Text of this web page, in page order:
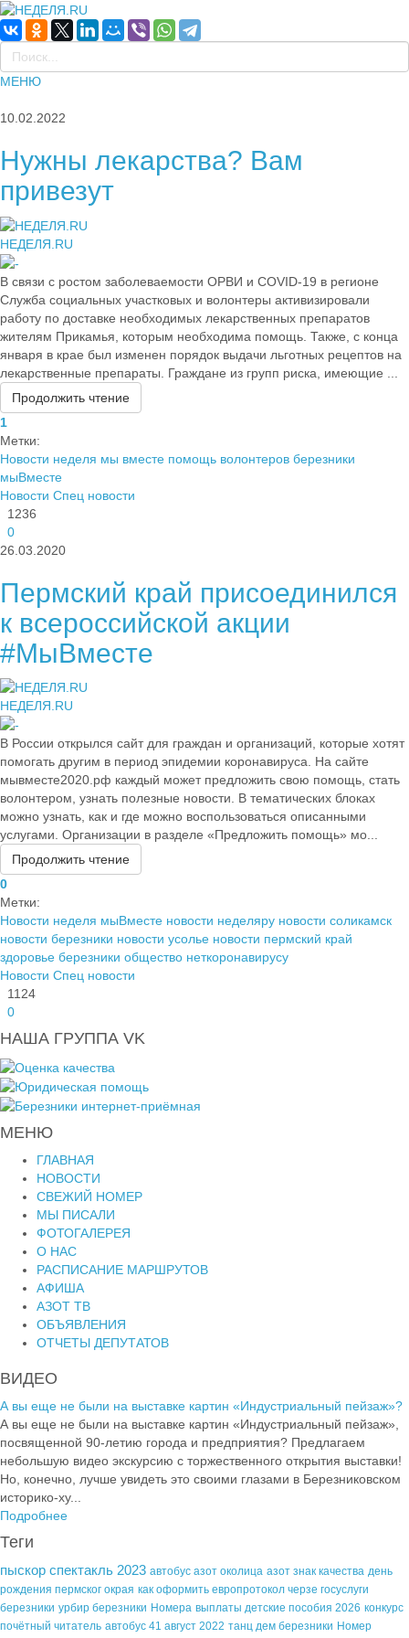
МЕНЮ
10.02.2022
Нужны лекарства? Вам
привезут
НЕДЕЛЯ.RU
В связи с ростом заболеваемости ОРВИ и COVID-19 в регионе
Служба социальных участковых и волонтеры активизировали
работу по доставке необходимых лекарственных препаратов
жителям Прикамья, которым необходима помощь. Также, с конца
января в крае был изменен порядок выдачи льготных рецептов на
лекарственные препараты. Граждане из групп риска, имеющие ...
Продолжить чтение
1
Метки:
Новости неделя мы вместе помощь волонтеров березники
мыВместе
Новости Спец новости
1236
0
26.03.2020
Пермский край присоединился
к всероссийской акции
#МыВместе
НЕДЕЛЯ.RU
В России открылся сайт для граждан и организаций, которые хотят
помогать другим в период эпидемии коронавируса. На сайте
мывместе2020.рф каждый может предложить свою помощь, стать
волонтером, узнать полезные новости. В тематических блоках
можно узнать, как и где можно воспользоваться описанными
услугами. Организации в разделе «Предложить помощь» мо...
Продолжить чтение
0
Метки:
Новости неделя мыВместе новости неделяру новости соликамск
новости березники новости усолье новости пермский край
здоровье березники общество неткоронавирусу
Новости Спец новости
1124
0
НАША ГРУППА VK
МЕНЮ
ГЛАВНАЯ
НОВОСТИ
СВЕЖИЙ НОМЕР
МЫ ПИСАЛИ
ФОТОГАЛЕРЕЯ
О НАС
РАСПИСАНИЕ МАРШРУТОВ
АФИША
АЗОТ ТВ
ОБЪЯВЛЕНИЯ
ОТЧЕТЫ ДЕПУТАТОВ
ВИДЕО
А вы еще не были на выставке картин «Индустриальный пейзаж»?
А вы еще не были на выставке картин «Индустриальный пейзаж»,
посвященной 90-летию города и предприятия? Предлагаем
небольшую видео экскурсию с торжественного открытия выставки!
Но, конечно, лучше увидеть это своими глазами в Березниковском
историко-ху...
Подробнее
Теги
пыскор спектакль 2023 автобус азот околица азот знак качества день
рождения пермског окрая как оформить европротокол черзе госуслуги
березники урбир березники Номера выплаты детские пособия 2026 конкурс
почётный читатель автобус 41 август 2022 танц дем березники Номер